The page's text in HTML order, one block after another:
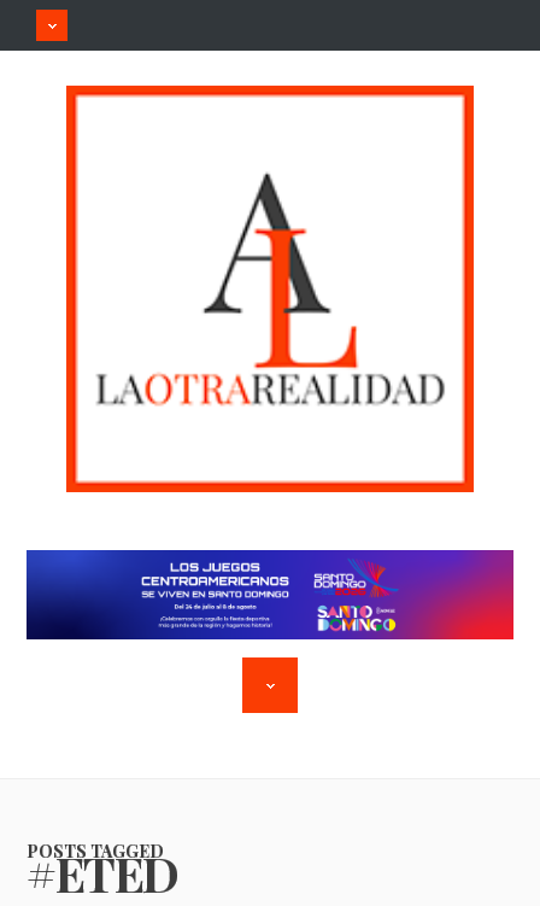
POSTS TAGGED
#ETED